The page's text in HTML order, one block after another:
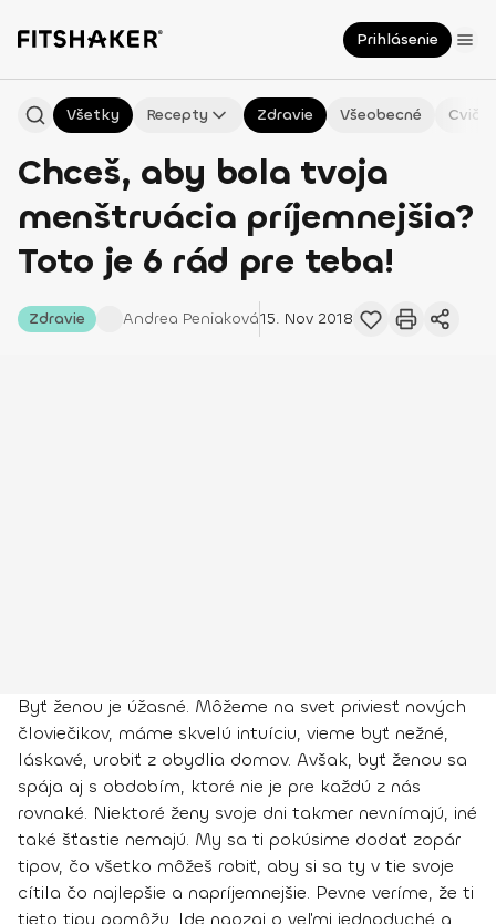
Prihlásenie
Všetky Recepty Zdravie Všeobecné
Chceš, aby bola tvoja
menštruácia príjemnejšia?
Toto je 6 rád pre teba!
Zdravie Andrea Peniaková15. Nov 2018
Byť ženou je úžasné. Môžeme na svet priviesť nových
človiečikov, máme skvelú intuíciu, vieme byť nežné,
láskavé, urobiť z obydlia domov. Avšak, byť ženou sa
spája aj s obdobím, ktoré nie je pre každú z nás
rovnaké. Niektoré ženy svoje dni takmer nevnímajú, iné
také šťastie nemajú. My sa ti pokúsime dodať zopár
tipov, čo všetko môžeš robiť, aby si sa ty v tie svoje
cítila čo najlepšie a napríjemnejšie. Pevne veríme, že ti
tieto tipy pomôžu. Ide naozaj o veľmi jednoduché a